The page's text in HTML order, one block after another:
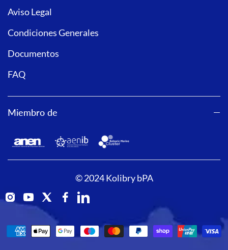
Aviso Legal
Condiciones Generales
Documentos
FAQ
Miembro de
© 2024 Kolibry bPA